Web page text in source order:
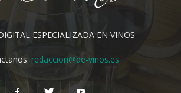
ESPECIALIZADA EN VINOS
redaccion@de-vinos.es